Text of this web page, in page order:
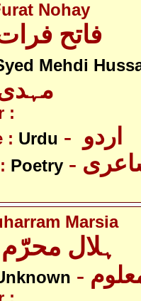
Nohay
فاتح
Mehdi
:
: Urdu
Poetry
Marsia
ہلال محرّم